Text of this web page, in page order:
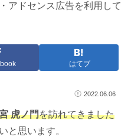
アドセンス広告を利用して
はてブ
2022.06.06
虎ノ門を訪れてきました
と思います。